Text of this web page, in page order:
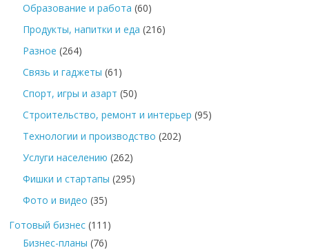
Образование и работа (60)
Продукты, напитки и еда (216)
Разное (264)
Связь и гаджеты (61)
Спорт, игры и азарт (50)
Строительство, ремонт и интерьер (95)
Технологии и производство (202)
Услуги населению (262)
Фишки и стартапы (295)
Фото и видео (35)
Готовый бизнес (111)
Бизнес-планы (76)